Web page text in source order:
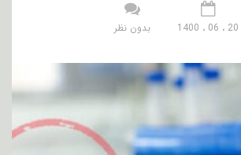
20 ، 06 ، 1400 بدون نظر